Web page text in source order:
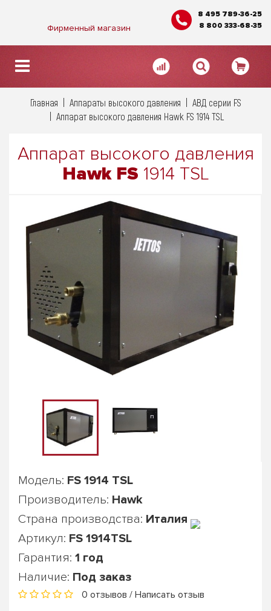
Фирменный магазин
8 495 789-36-25
8 800 333-68-35
Главная Аппараты высокого давления
АВД серии FS
Аппарат высокого давления Hawk FS 1914 TSL
Аппарат высокого давления
Hawk FS 1914 TSL
Модель: FS 1914 TSL
Производитель: Hawk
Страна производства: Италия
Артикул: FS 1914TSL
Гарантия: 1 год
Наличие: Под заказ
0 отзывов / Написать отзыв